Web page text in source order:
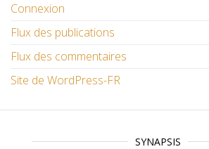
Connexion
Flux des publications
Flux des commentaires
Site de WordPress-FR
SYNAPSIS